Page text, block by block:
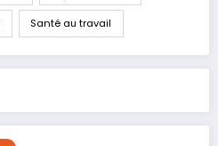
Santé au travail